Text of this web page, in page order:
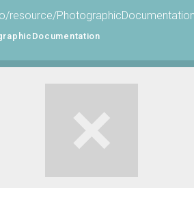
resource/